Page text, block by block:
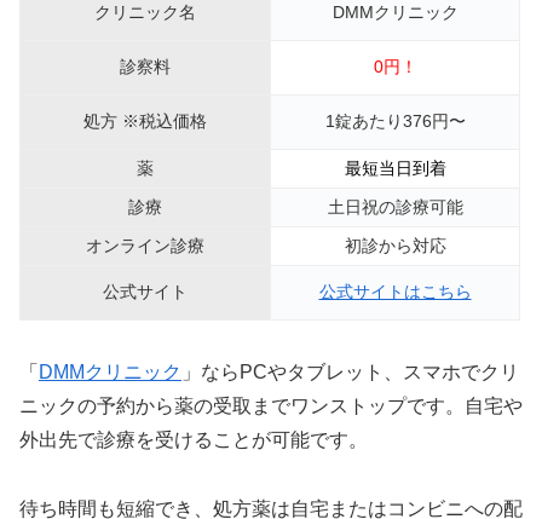
クリニック名 DMMクリニック
診察料 0円！
処方 ※税込価格 1錠あたり376円〜
薬
最短当日到着
診療
土日祝の診療可能
オンライン診療
初診から対応
公式サイト 公式サイトはこちら
「 DMMクリニック 」ならPCやタブレット、スマホでクリ
ニックの予約から薬の受取までワンストップです。自宅や
外出先で診療を受けることが可能です。
待ち時間も短縮でき、処方薬は自宅またはコンビニへの配